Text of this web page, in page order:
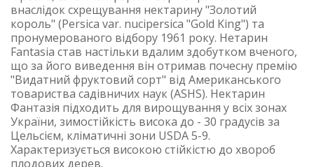
внаслідок схрещування нектарину "Золотий
король" (Persica var. nucipersica "Gold King") та
пронумерованого відбору 1961 року. Нетарин
Fantasia став настільки вдалим здобутком вченого,
що за його виведення він отримав почесну премію
"Видатний фруктовий сорт" від Американського
товариства садівничих наук (ASHS). Нектарин
Фантазія підходить для вирощування у всіх зонах
України, зимостійкість висока до - 30 градусів за
Цельсієм, кліматичні зони USDA 5-9.
Характеризується високою стійкістю до хвороб
плодових дерев.